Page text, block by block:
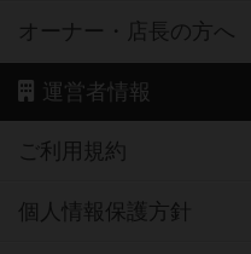
オーナー・店長の方へ
運営者情報
ご利用規約
個人情報保護方針